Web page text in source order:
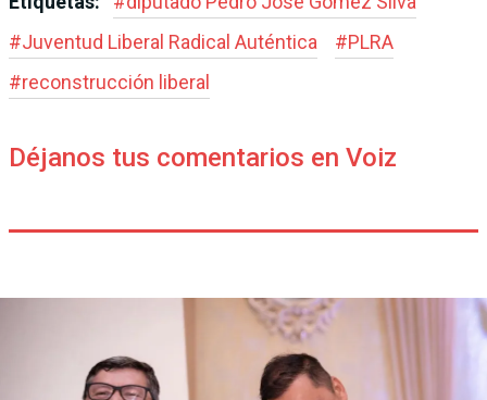
#Juventud Liberal Radical Auténtica #PLRA
#reconstrucción liberal
Déjanos tus comentarios en Voiz